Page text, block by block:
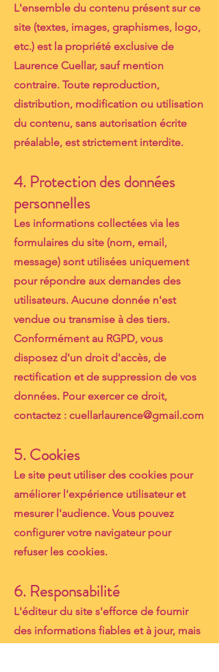
L'ensemble du contenu présent sur ce
site (textes, images, graphismes, logo,
etc.) est la propriété exclusive de
Laurence Cuellar, sauf mention
contraire. Toute reproduction,
distribution, modification ou utilisation
du contenu, sans autorisation écrite
préalable, est strictement interdite.
4. Protection des données
personnelles
Les informations collectées via les
formulaires du site (nom, email,
message) sont utilisées uniquement
pour répondre aux demandes des
utilisateurs. Aucune donnée n'est
vendue ou transmise à des tiers.
Conformément au RGPD, vous
disposez d'un droit d'accès, de
rectification et de suppression de vos
données. Pour exercer ce droit,
contactez : cuellarlaurence@gmail.com
5. Cookies
Le site peut utiliser des cookies pour
améliorer l'expérience utilisateur et
mesurer l'audience. Vous pouvez
configurer votre navigateur pour
refuser les cookies.
6. Responsabilité
L'éditeur du site s'efforce de fournir
des informations fiables et à jour, mais